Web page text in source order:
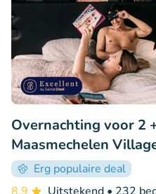
Overnachting voor 2
Maasmechelen
Erg populaire deal